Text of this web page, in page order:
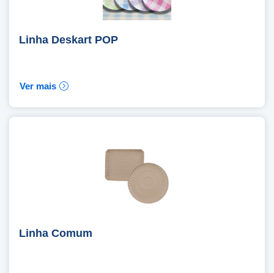
Linha Deskart POP
Ver mais
Linha Comum